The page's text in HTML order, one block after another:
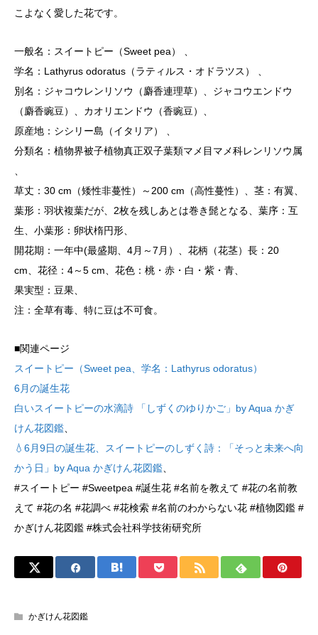
こよなく愛した花です。
一般名：スイートピー（Sweet pea） 、
学名：Lathyrus odoratus（ラティルス・オドラツス） 、
別名：ジャコウレンリソウ（麝香連理草）、ジャコウエンドウ
（麝香豌豆）、カオリエンドウ（香豌豆）、
原産地：シシリー島（イタリア） 、
分類名：植物界被子植物真正双子葉類マメ目マメ科レンリソウ属
、
草丈：30 cm（矮性非蔓性）～200 cm（高性蔓性）、茎：有翼、
葉形：羽状複葉だが、2枚を残しあとは巻き髭となる、葉序：互
生、小葉形：卵状楕円形、
開花期：一年中(最盛期、4月～7月）、花柄（花茎）長：20
cm、花径：4～5 cm、花色：桃・赤・白・紫・青、
果実型：豆果、
注：全草有毒、特に豆は不可食。
■関連ページ
スイートピー（Sweet pea、学名：Lathyrus odoratus）
6月の誕生花
白いスイートピーの水滴詩 「しずくのゆりかご」by Aqua かぎ
けん花図鑑、
💧6月9日の誕生花、スイートピーのしずく詩：「そっと未来へ向
かう日」by Aqua かぎけん花図鑑、
#スイートピー #Sweetpea #誕生花 #名前を教えて #花の名前教
えて #花の名 #花調べ #花検索 #名前のわからない花 #植物図鑑 #
かぎけん花図鑑 #株式会社科学技術研究所
かぎけん花図鑑